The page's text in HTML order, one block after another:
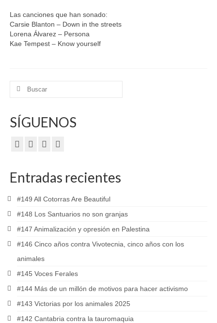
Las canciones que han sonado:
Carsie Blanton – Down in the streets
Lorena Álvarez – Persona
Kae Tempest – Know yourself
Buscar
SÍGUENOS
Entradas recientes
#149 All Cotorras Are Beautiful
#148 Los Santuarios no son granjas
#147 Animalización y opresión en Palestina
#146 Cinco años contra Vivotecnia, cinco años con los
animales
#145 Voces Ferales
#144 Más de un millón de motivos para hacer activismo
#143 Victorias por los animales 2025
#142 Cantabria contra la tauromaquia